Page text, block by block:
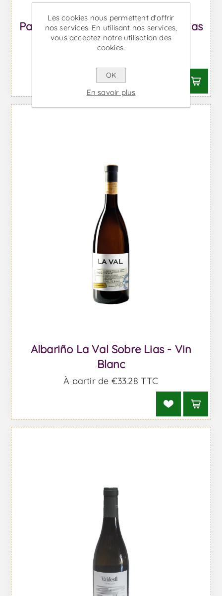
Pazo de Pegullal 3 Meses Sobre Lias
- Vin Blanc
Albariño La Val Sobre Lias - Vin
Blanc
À partir de €33,28 TTC
Les cookies nous permettent d'offrir
nos services. En utilisant nos services,
vous acceptez notre utilisation des
cookies.
OK
En savoir plus